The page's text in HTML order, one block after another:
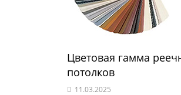
Цветовая гамма
потолков
11.03.2025